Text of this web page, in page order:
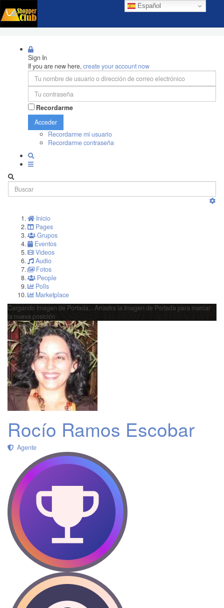
Español
Sign In
If you are new here,create your account now
Recordarme
Acceder
Recordarme mi usuario
Recordarme contraseña
Inicio
Pages
Grupos
Eventos
Videos
Audio
Fotos
People
Polls
Marketplace
Cargando Imagen de Portada...
Arrastra la Imagen de Portada para marcar
la nueva posición
Rocío Ramos Escobar
Agente